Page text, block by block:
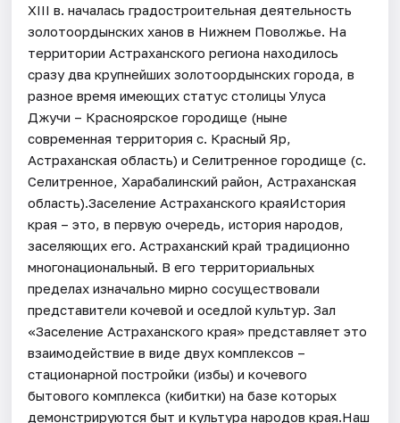
XIII в. началась градостроительная деятельность
золотоордынских ханов в Нижнем Поволжье. На
территории Астраханского региона находилось
сразу два крупнейших золотоордынских города, в
разное время имеющих статус столицы Улуса
Джучи – Красноярское городище (ныне
современная территория с. Красный Яр,
Астраханская область) и Селитренное городище (с.
Селитренное, Харабалинский район, Астраханская
область).Заселение Астраханского краяИстория
края – это, в первую очередь, история народов,
заселяющих его. Астраханский край традиционно
многонациональный. В его территориальных
пределах изначально мирно сосуществовали
представители кочевой и оседлой культур. Зал
«Заселение Астраханского края» представляет это
взаимодействие в виде двух комплексов –
стационарной постройки (избы) и кочевого
бытового комплекса (кибитки) на базе которых
демонстрируются быт и культура народов края.Наш